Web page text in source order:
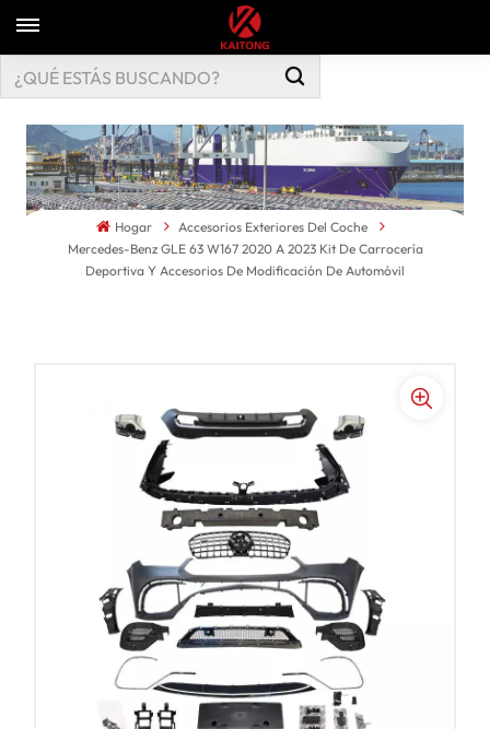
Hogar
Accesorios Exteriores Del Coche
Mercedes-Benz GLE 63 W167 2020 A 2023 Kit De Carrocería
Deportiva Y Accesorios De Modificación De Automóvil